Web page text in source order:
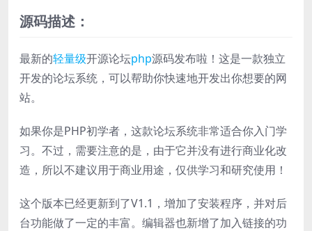
源码描述：
最新的轻量级开源论坛php源码发布啦！这是一款独立
开发的论坛系统，可以帮助你快速地开发出你想要的网
站。
如果你是PHP初学者，这款论坛系统非常适合你入门学
习。不过，需要注意的是，由于它并没有进行商业化改
造，所以不建议用于商业用途，仅供学习和研究使用！
这个版本已经更新到了V1.1，增加了安装程序，并对后
台功能做了一定的丰富。编辑器也新增了加入链接的功